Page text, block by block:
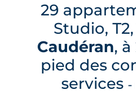
29
Studio,
Caudéran,
pied des
services -